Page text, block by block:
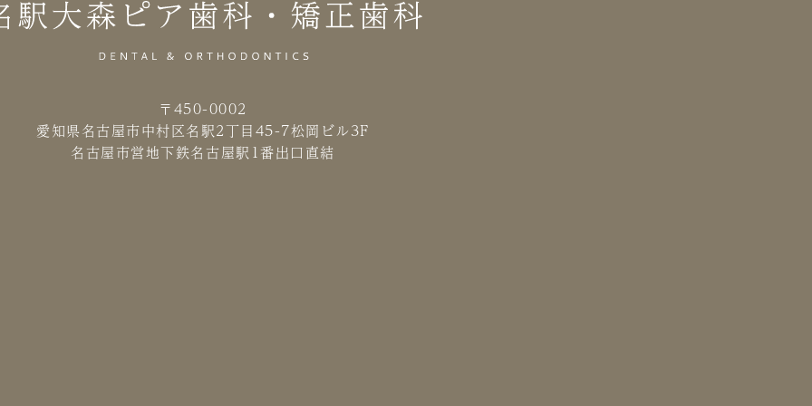
〒450-0002
愛知県名古屋市中村区名駅2丁目45-7松岡ビル3F
名古屋市営地下鉄名古屋駅1番出口直結